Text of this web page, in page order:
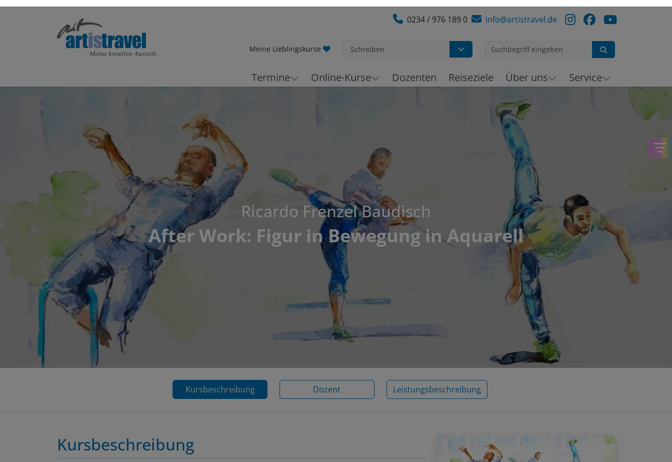
Suchen
Termine Online-Kurse Dozenten Reiseziele Über uns Service
Ricardo Frenzel Baudisch
After Work: Figur in Bewegung in Aquarell
Kursbeschreibung Dozent Leistungsbeschreibung
Kursbeschreibung